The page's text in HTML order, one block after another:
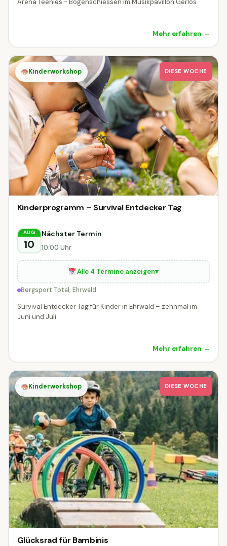
Mehr erfahren →
Kinderworkshop DIESE WOCHE
Kinderprogramm – Survival Entdecker Tag
AUG
10
Nächster Termin
10:00 Uhr
Alle 4 Termine anzeigen▾
Bergsport Total, Ehrwald
Survival Entdecker Tag für Kinder in Ehrwald – zehnmal im
Juni und Juli.
Mehr erfahren →
Kinderworkshop DIESE WOCHE
Glücksrad für Bambinis